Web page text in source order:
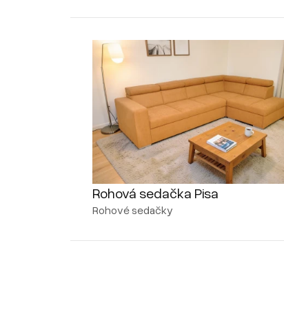
Rohová sedačka Pisa
Rohové sedačky